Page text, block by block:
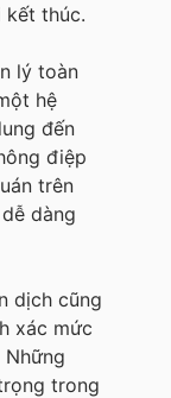
kết thúc.
lý toàn
hệ
đến
điệp
trên
dàng
dịch cũng
xác mức
trong